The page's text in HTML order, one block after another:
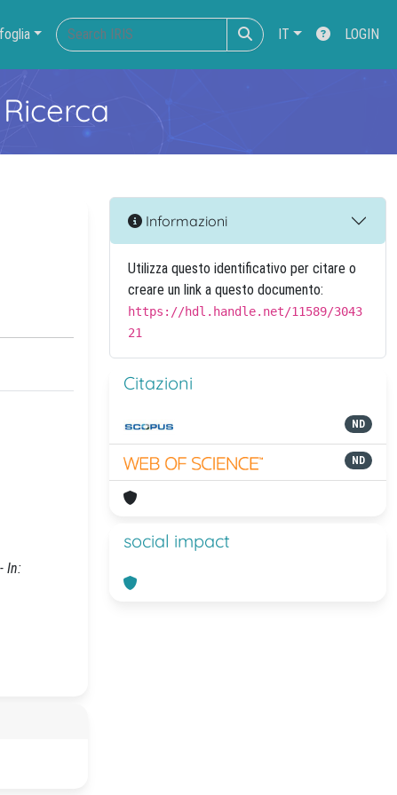
IT LOGIN
In:
Informazioni
Utilizza questo identificativo per citare o
creare un link a questo documento:
https://hdl.handle.net/11589/3043
21
Citazioni
ND
ND
social impact